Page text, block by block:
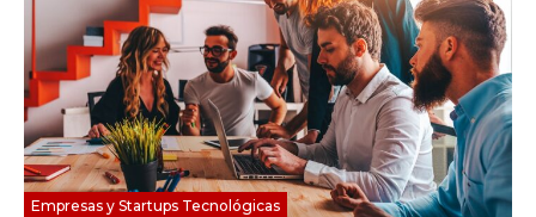
Empresas y Startups Tecnológicas